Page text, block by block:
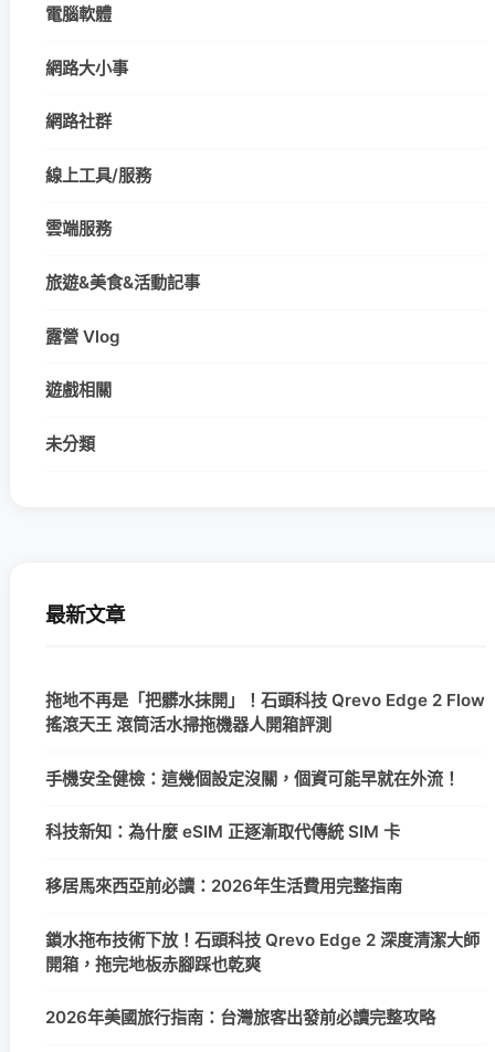
電腦軟體
網路大小事
網路社群
線上工具/服務
雲端服務
旅遊&美食&活動記事
露營 Vlog
遊戲相關
未分類
最新文章
拖地不再是「把髒水抹開」！石頭科技 Qrevo Edge 2 Flow
搖滾天王 滾筒活水掃拖機器人開箱評測
手機安全健檢：這幾個設定沒關，個資可能早就在外流！
科技新知：為什麼 eSIM 正逐漸取代傳統 SIM 卡
移居馬來西亞前必讀：2026年生活費用完整指南
鎖水拖布技術下放！石頭科技 Qrevo Edge 2 深度清潔大師
開箱，拖完地板赤腳踩也乾爽
2026年美國旅行指南：台灣旅客出發前必讀完整攻略